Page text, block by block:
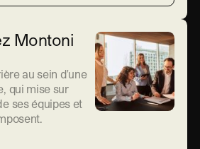
Montoni
au sein d'une
qui mise sur
ses équipes et